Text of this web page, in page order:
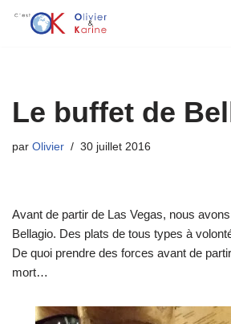
Le buffet de
par Olivier 30 juillet 2016
Avant de partir de Las Vegas, nous
Bellagio. Des plats de tous types à
De quoi prendre des forces avant de
mort…